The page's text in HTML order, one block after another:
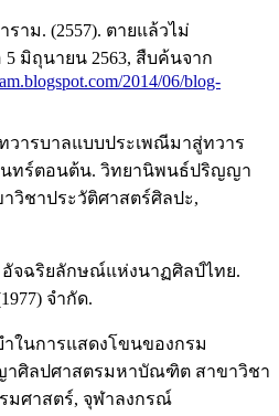
าม. (2557). ตายแล้วไม่
มิถุนายน 2563, สืบค้นจาก
2014/06/blog-
วารบาลแบบประเพณีมาสู่ทวาร
ทร์ตอนต้น. วิทยานิพนธ์ปริญญา
ชาประวัติศาสตร์ศิลปะ,
อัจฉริยลักษณ์แห่งนาฏศิลป์ไทย.
จำกัด.
ำในการแสดงโขนของกรม
ศิลปศาสตรมหาบัณฑิต สาขาวิชา
มศาสตร์, จุฬาลงกรณ์